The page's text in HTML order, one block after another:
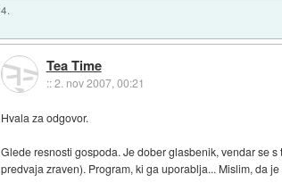
4.
Tea Time
::2. nov 2007, 00:21
Hvala za odgovor.
Glede resnosti gospoda. Je dober glasbenik, vendar se
predvaja zraven). Program, ki ga uporablja... Mislim, da